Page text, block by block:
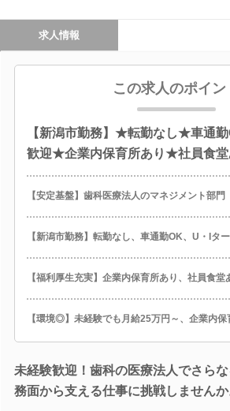
求人情報
この求人のポイン
【新潟市勤務】★転勤なし★車通
歓迎★企業内保育所あり★社員食堂
【安定基盤】歯科医療法人のマネジメント部門
【新潟市勤務】転勤なし、車通勤OK、U・Iタ
【福利厚生充実】企業内保育所あり、社員食堂
【環境◎】未経験でも月給25万円～、企業内保
未経験歓迎！歯科の医療法人でさら
務面から支える仕事に挑戦しませんか